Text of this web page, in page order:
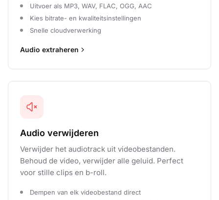
Uitvoer als MP3, WAV, FLAC, OGG, AAC
Kies bitrate- en kwaliteitsinstellingen
Snelle cloudverwerking
Audio extraheren
Audio verwijderen
Verwijder het audiotrack uit videobestanden.
Behoud de video, verwijder alle geluid. Perfect
voor stille clips en b-roll.
Dempen van elk videobestand direct